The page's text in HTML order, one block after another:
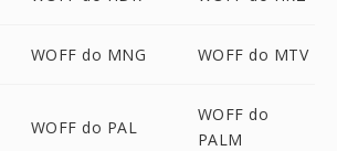
WOFF do MNG WOFF do MTV
WOFF do PAL
WOFF do
PALM